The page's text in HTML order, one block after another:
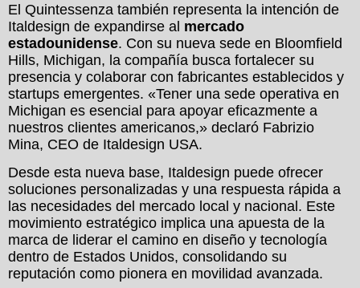
El Quintessenza también representa la intención de
Italdesign de expandirse al mercado
estadounidense. Con su nueva sede en Bloomfield
Hills, Michigan, la compañía busca fortalecer su
presencia y colaborar con fabricantes establecidos y
startups emergentes. «Tener una sede operativa en
Michigan es esencial para apoyar eficazmente a
nuestros clientes americanos,» declaró Fabrizio
Mina, CEO de Italdesign USA.
Desde esta nueva base, Italdesign puede ofrecer
soluciones personalizadas y una respuesta rápida a
las necesidades del mercado local y nacional. Este
movimiento estratégico implica una apuesta de la
marca de liderar el camino en diseño y tecnología
dentro de Estados Unidos, consolidando su
reputación como pionera en movilidad avanzada.